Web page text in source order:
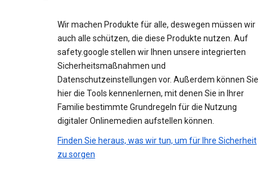
Wir machen Produkte für alle, deswegen müssen wir
auch alle schützen, die diese Produkte nutzen. Auf
safety.google stellen wir Ihnen unsere integrierten
Sicherheitsmaßnahmen und
Datenschutzeinstellungen vor. Außerdem können Sie
hier die Tools kennenlernen, mit denen Sie in Ihrer
Familie bestimmte Grundregeln für die Nutzung
digitaler Onlinemedien aufstellen können.
Finden Sie heraus, was wir tun, um für Ihre Sicherheit
zu sorgen